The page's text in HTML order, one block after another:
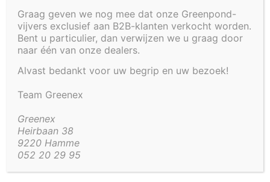
Om de beste ervaringen te bieden, gebruiken wij technologieën zoals
cookies om informatie over je apparaat op te slaan en/of te raadplegen.
Door in te stemmen met deze technologieën kunnen wij gegevens zoals
TEST
LABEL
€875,00
Graag geven we nog mee dat onze Greenpond-
vijvers exclusief aan B2B-klanten verkocht worden.
Bent u particulier, dan verwijzen we u graag door
naar één van onze dealers.
Alvast bedankt voor uw begrip en uw bezoek!
Team Greenex
Greenex
Heirbaan 38
9220 Hamme
052 20 29 95